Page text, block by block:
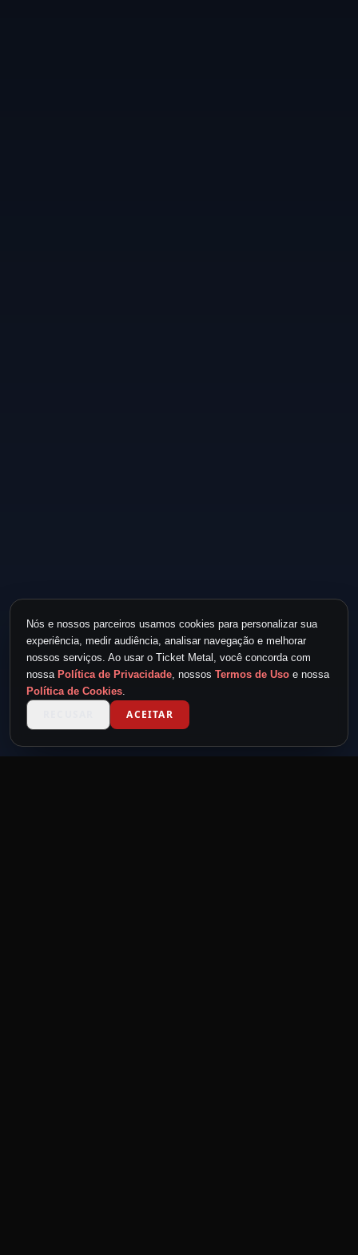
Nós e nossos parceiros usamos cookies para personalizar sua
experiência, medir audiência, analisar navegação e melhorar
nossos serviços. Ao usar o Ticket Metal, você concorda com
nossa Política de Privacidade, nossos Termos de Uso e nossa
Política de Cookies.
ACEITAR